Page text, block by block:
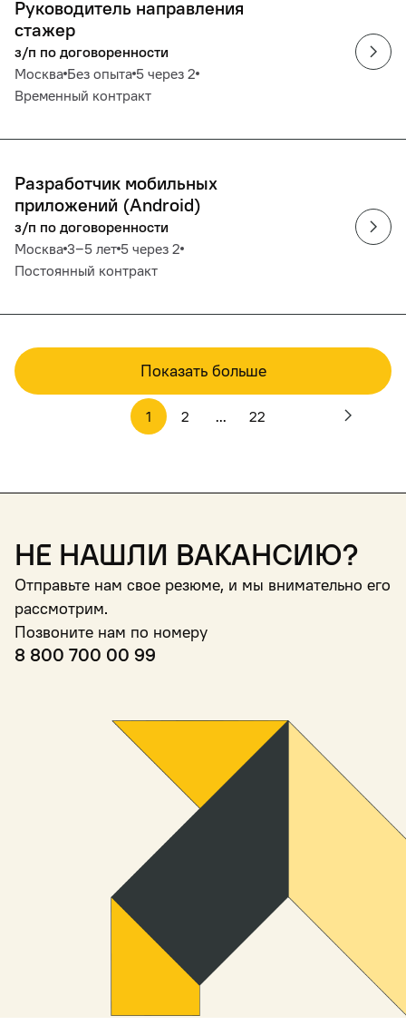
Руководитель направления
стажер
з/п по договоренности
Москва Без опыта 5 через 2
Временный контракт
Разработчик мобильных
приложений (Android)
з/п по договоренности
Москва 3‒5 лет 5 через 2
Постоянный контракт
Показать больше
1 2 ... 22
Не нашли вакансию?
Отправьте нам свое резюме, и мы внимательно его
рассмотрим.
Позвоните нам по номеру
8 800 700 00 99